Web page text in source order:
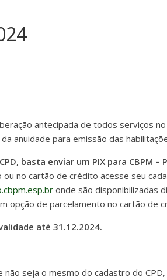
antecipada de todos serviços
anuidade para emissão das
basta enviar um PIX para CBPM –
no cartão de crédito acesse seu
onde são disponibilizadas
opção de parcelamento no cartão de
até 31.12.2024.
seja o mesmo do cadastro do